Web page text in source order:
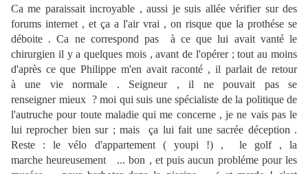
Ca me paraissait incroyable , aussi je suis allée vérifier sur des
forums internet , et ça a l'air vrai , on risque que la prothése se
déboite . Ca ne correspond pas à ce que lui avait vanté le
chirurgien il y a quelques mois , avant de l'opérer ; tout au moins
d'après ce que Philippe m'en avait raconté , il parlait de retour
à une vie normale . Seigneur , il ne pouvait pas se
renseigner mieux ? moi qui suis une spécialiste de la politique de
l'autruche pour toute maladie qui me concerne , je ne vais pas le
lui reprocher bien sur ; mais ça lui fait une sacrée déception .
Reste : le vélo d'appartement ( youpi !) , le golf , la
marche heureusement ... bon , et puis aucun probléme pour les